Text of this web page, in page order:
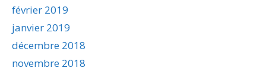
février 2019
janvier 2019
décembre 2018
novembre 2018